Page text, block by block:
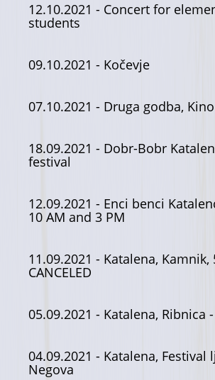
12.10.2021 - Concert for
students
09.10.2021 - Kočevje
07.10.2021 - Druga godba,
18.09.2021 - Dobr-Bobr
festival
12.09.2021 - Enci benci
10 AM and 3 PM
11.09.2021 - Katalena, Kamnik,
CANCELED
05.09.2021 - Katalena, Ribnica
04.09.2021 - Katalena, Festival
Negova